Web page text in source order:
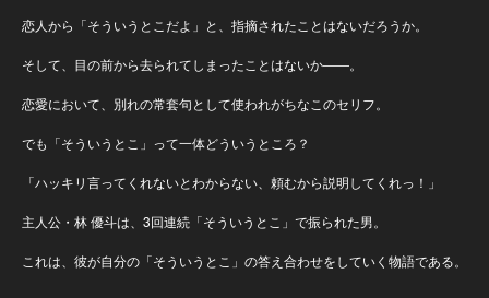
恋人から「そういうとこだよ」と、指摘されたことはないだろうか。
そして、目の前から去られてしまったことはないか――。
恋愛において、別れの常套句として使われがちなこのセリフ。
でも「そういうとこ」って一体どういうところ？
「ハッキリ言ってくれないとわからない、頼むから説明してくれっ！」
主人公・林 優斗は、3回連続「そういうとこ」で振られた男。
これは、彼が自分の「そういうとこ」の答え合わせをしていく物語である。